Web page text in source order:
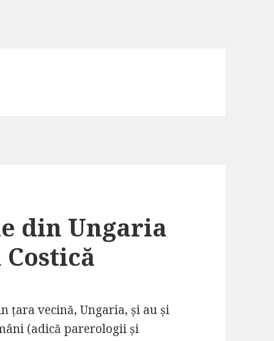
din Ungaria
țara vecină, Ungaria, și au și
(adică parerologii și